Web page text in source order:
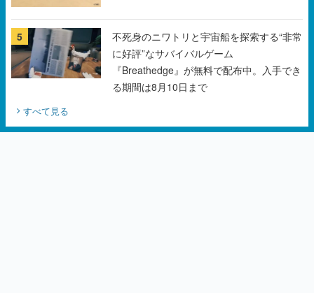
5
不死身のニワトリと宇宙船を探索する“非常
に好評”なサバイバルゲーム
『Breathedge』が無料で配布中。入手でき
る期間は8月10日まで
すべて見る